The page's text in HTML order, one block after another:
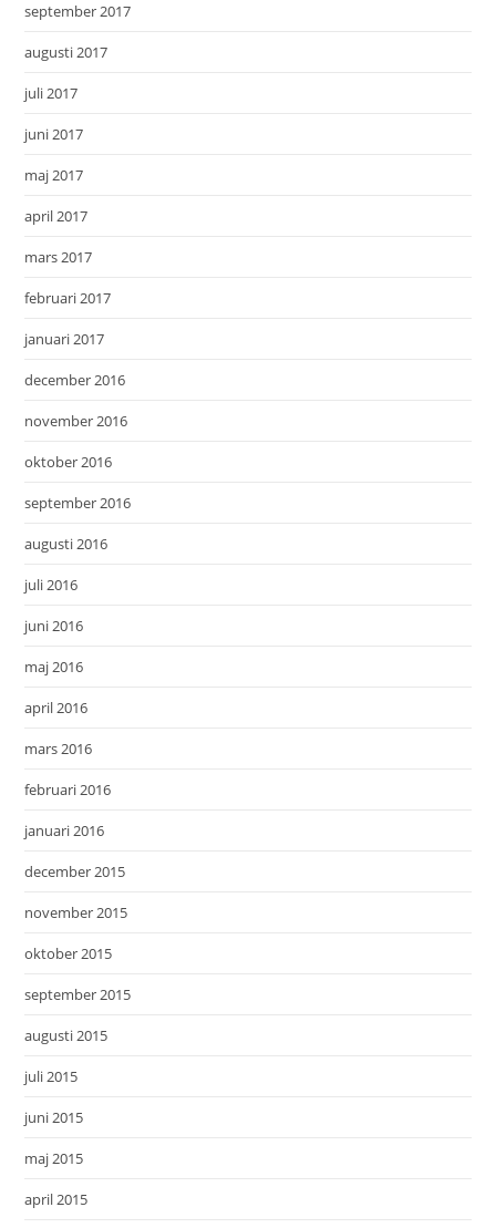
september 2017
augusti 2017
juli 2017
juni 2017
maj 2017
april 2017
mars 2017
februari 2017
januari 2017
december 2016
november 2016
oktober 2016
september 2016
augusti 2016
juli 2016
juni 2016
maj 2016
april 2016
mars 2016
februari 2016
januari 2016
december 2015
november 2015
oktober 2015
september 2015
augusti 2015
juli 2015
juni 2015
maj 2015
april 2015